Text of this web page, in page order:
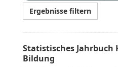
Ergebnisse filtern
Statistisches Jahrbuch
Bildung